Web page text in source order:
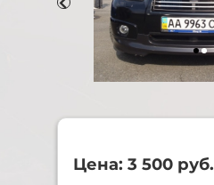
Цена: 3 500 руб.